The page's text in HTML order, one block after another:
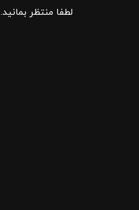
لطفا منتظر بمانید.